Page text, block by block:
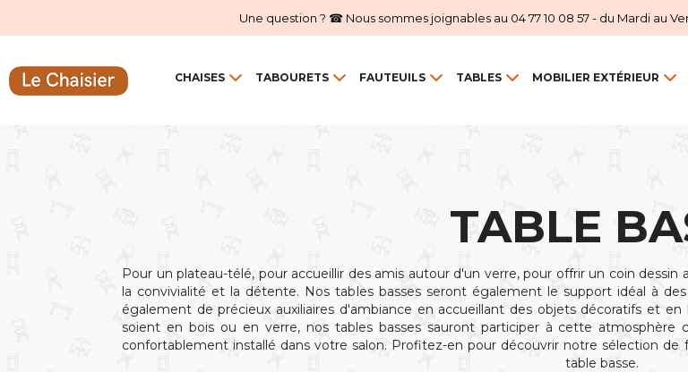
Une question ? ☎ Nous sommes joignables au 04 77 10 08 57 - du Mardi au
CHAISES TABOURETS FAUTEUILS TABLES MOBILIER EXTÉRIEUR
TABLE
Pour un plateau-télé, pour accueillir des amis autour d'un verre, pour offrir un coin dessin
la convivialité et la détente. Nos tables basses seront également le support idéal à
également de précieux auxiliaires d'ambiance en accueillant des objets décoratifs et
soient en bois ou en verre, nos tables basses sauront participer à cette atmosphère
confortablement installé dans votre salon. Profitez-en pour découvrir notre sélection
table basse.